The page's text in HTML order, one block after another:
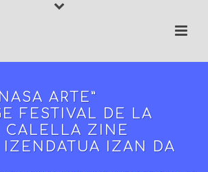
ARTE”
FESTIVAL DE LA
CALELLA ZINE
IZAN DA